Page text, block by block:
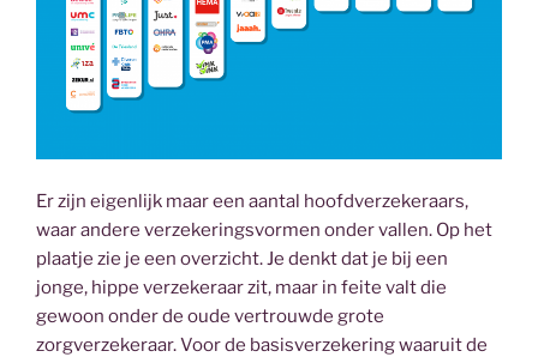
Er zijn eigenlijk maar een aantal hoofdverzekeraars,
waar andere verzekeringsvormen onder vallen. Op het
plaatje zie je een overzicht. Je denkt dat je bij een
jonge, hippe verzekeraar zit, maar in feite valt die
gewoon onder de oude vertrouwde grote
zorgverzekeraar. Voor de basisverzekering waaruit de